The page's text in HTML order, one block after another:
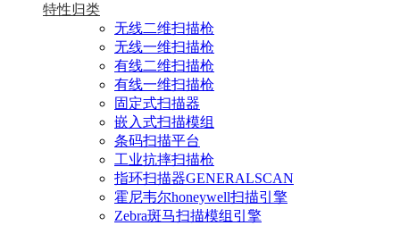
特性归类
无线二维扫描枪
无线一维扫描枪
有线二维扫描枪
有线一维扫描枪
固定式扫描器
嵌入式扫描模组
条码扫描平台
工业抗摔扫描枪
指环扫描器GENERALSCAN
霍尼韦尔honeywell扫描引擎
Zebra斑马扫描模组引擎